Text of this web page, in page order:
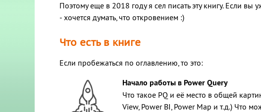
Поэтому еще в 2018 году я сел писать эту книгу. Если
- хочется думать, что откровением :)
Что есть в книге
Если пробежаться по оглавлению, то это:
Начало работы в Power Query
Что такое PQ и её место в общей
View, Power BI, Power Map и т.д.) Что